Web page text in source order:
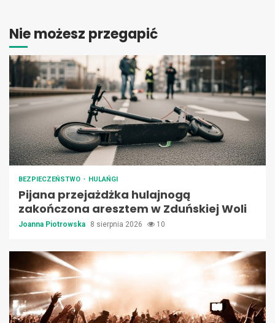
Nie możesz przegapić
BEZPIECZEŃSTWO HULAŃGI
Pijana przejażdżka hulajnogą
zakończona aresztem w Zduńskiej Woli
Joanna Piotrowska 8 sierpnia 2026 10